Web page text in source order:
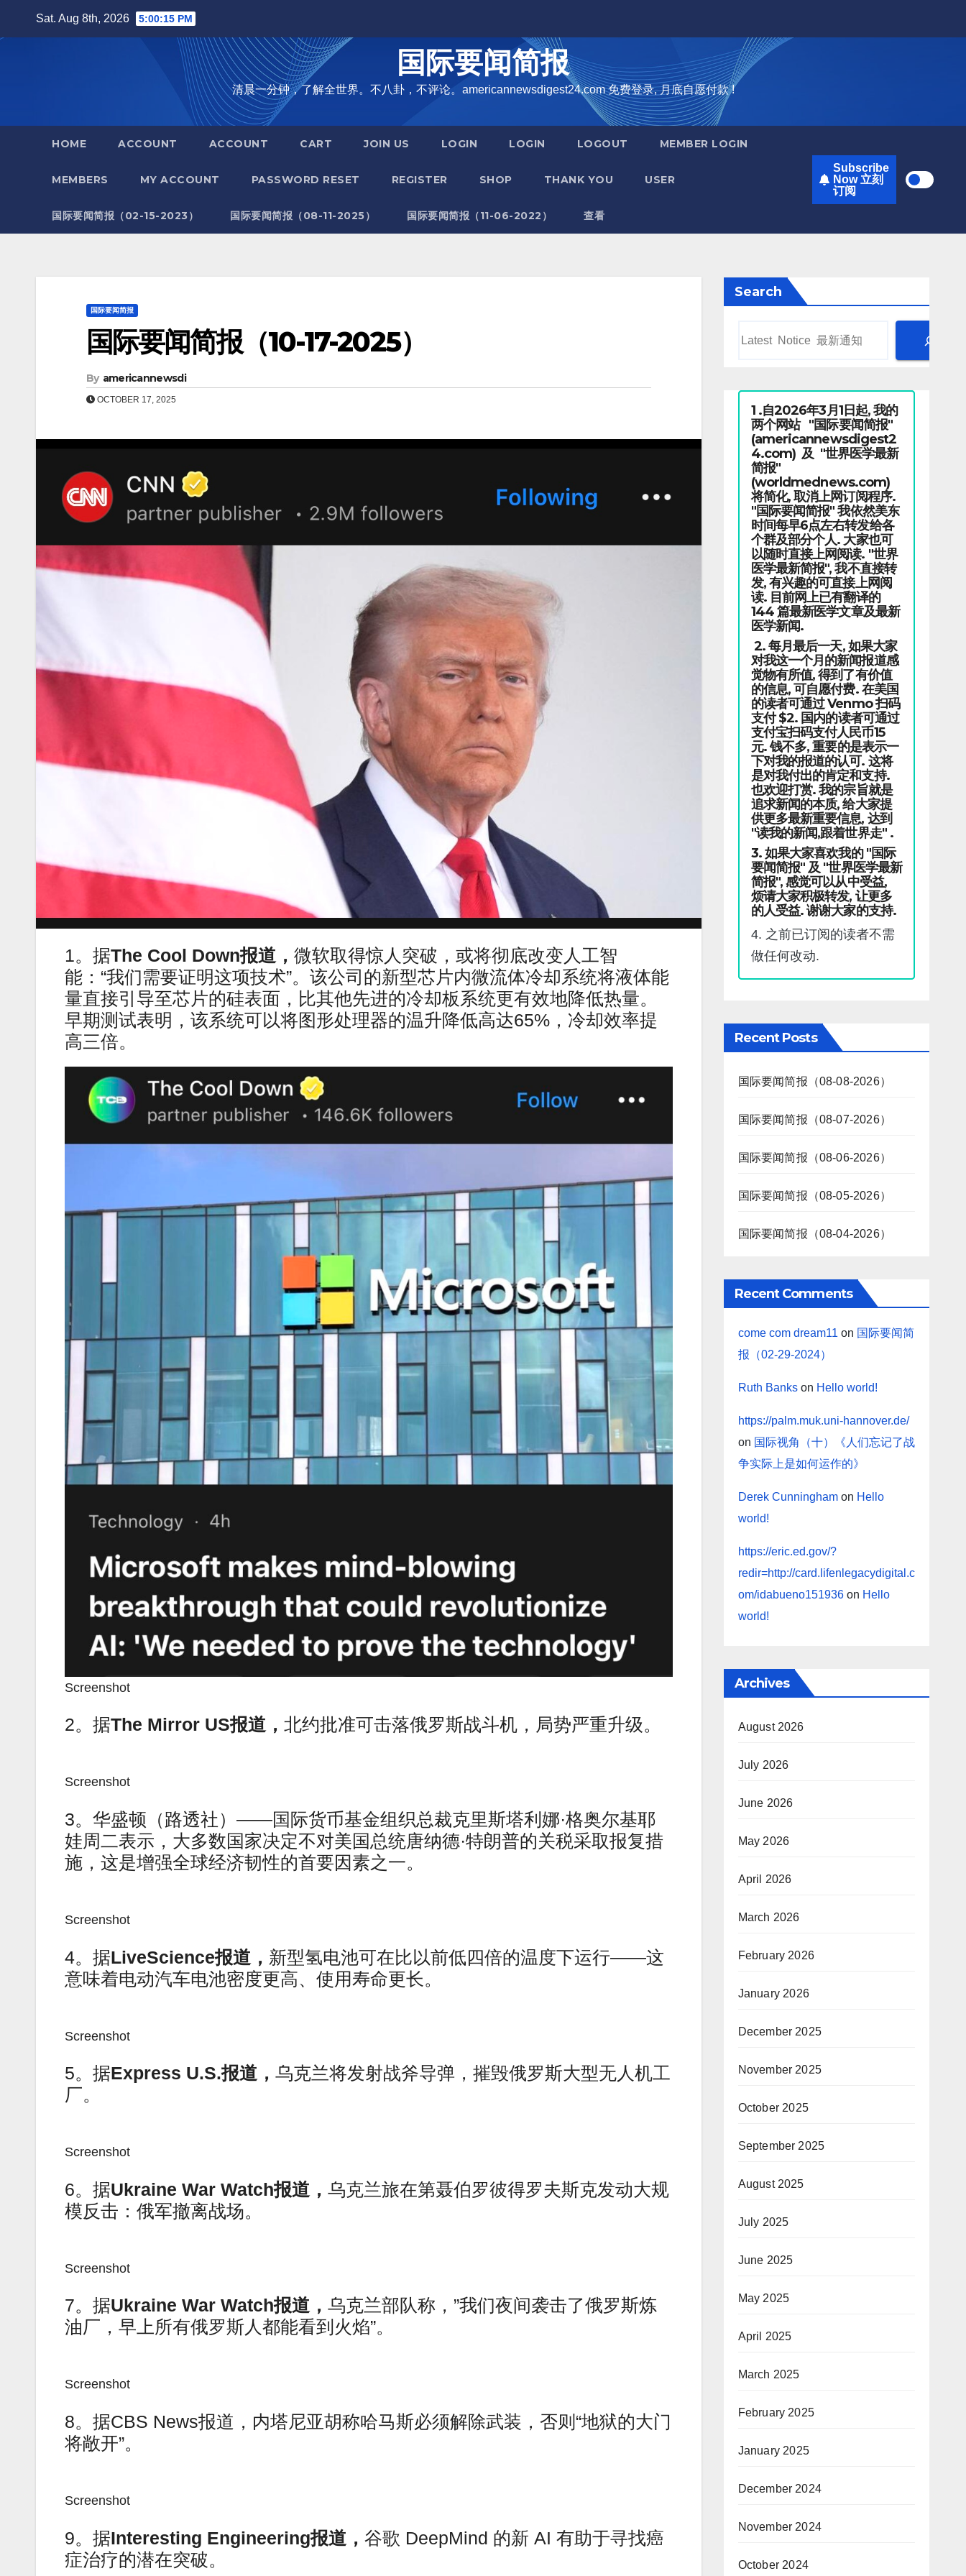
Sat. Aug 8th, 2026 5:00:16 PM
国际要闻简报
清晨一分钟，了解全世界。不八卦，不评论。americannewsdigest24.com 免费登录, 月底自愿付款 !
HOME ACCOUNT ACCOUNT CART JOIN US LOGIN LOGIN LOGOUT MEMBER LOGIN
MEMBERS MY ACCOUNT PASSWORD RESET REGISTER SHOP THANK YOU USER
国际要闻简报（02-15-2023） 国际要闻简报（08-11-2025） 国际要闻简报（11-06-2022） 查看
Subscribe
Now 立刻
订阅
国际要闻简报
国际要闻简报（10-17-2025）
By americannewsdi
OCTOBER 17, 2025
1。据The Cool Down报道， 微软取得惊人突破，或将彻底改变人工智
能：“我们需要证明这项技术”。该公司的新型芯片内微流体冷却系统将液体能
量直接引导至芯片的硅表面，比其他先进的冷却板系统更有效地降低热量。
早期测试表明，该系统可以将图形处理器的温升降低高达65%，冷却效率提
高三倍。
Screenshot
2。据The Mirror US报道， 北约批准可击落俄罗斯战斗机，局势严重升级。
Screenshot
3。华盛顿（路透社）——国际货币基金组织总裁克里斯塔利娜·格奥尔基耶
娃周二表示，大多数国家决定不对美国总统唐纳德·特朗普的关税采取报复措
施，这是增强全球经济韧性的首要因素之一。
Screenshot
4。据LiveScience报道， 新型氢电池可在比以前低四倍的温度下运行——这
意味着电动汽车电池密度更高、使用寿命更长。
Screenshot
5。据Express U.S.报道， 乌克兰将发射战斧导弹，摧毁俄罗斯大型无人机工
厂。
Screenshot
6。据Ukraine War Watch报道， 乌克兰旅在第聂伯罗彼得罗夫斯克发动大规
模反击：俄军撤离战场。
Screenshot
7。据Ukraine War Watch报道， 乌克兰部队称，”我们夜间袭击了俄罗斯炼
油厂，早上所有俄罗斯人都能看到火焰”。
Screenshot
8。据CBS News报道，内塔尼亚胡称哈马斯必须解除武装，否则“地狱的大门
将敞开”。
Screenshot
9。据Interesting Engineering报道， 谷歌 DeepMind 的新 AI 有助于寻找癌
症治疗的潜在突破。
Search
1 .自2026年3月1日起, 我的
两个网站 "国际要闻简报"
(americannewsdigest2
4.com) 及 "世界医学最新
简报"
(worldmednews.com)
将简化, 取消上网订阅程序.
"国际要闻简报" 我依然美东
时间每早6点左右转发给各
个群及部分个人. 大家也可
以随时直接上网阅读. "世界
医学最新简报", 我不直接转
发, 有兴趣的可直接上网阅
读. 目前网上已有翻译的
144 篇最新医学文章及最新
医学新闻.
2. 每月最后一天, 如果大家
对我这一个月的新闻报道感
觉物有所值, 得到了有价值
的信息, 可自愿付费. 在美国
的读者可通过 Venmo 扫码
支付 $2. 国内的读者可通过
支付宝扫码支付人民币15
元. 钱不多, 重要的是表示一
下对我的报道的认可. 这将
是对我付出的肯定和支持.
也欢迎打赏. 我的宗旨就是
追求新闻的本质, 给大家提
供更多最新重要信息, 达到
"读我的新闻,跟着世界走" .
3. 如果大家喜欢我的 "国际
要闻简报" 及 "世界医学最新
简报", 感觉可以从中受益,
烦请大家积极转发, 让更多
的人受益. 谢谢大家的支持.
4. 之前已订阅的读者不需
做任何改动.
Recent Posts
国际要闻简报（08-08-2026）
国际要闻简报（08-07-2026）
国际要闻简报（08-06-2026）
国际要闻简报（08-05-2026）
国际要闻简报（08-04-2026）
Recent Comments
come com dream11 on 国际要闻简
报（02-29-2024）
Ruth Bankson Hello world!
https://palm.muk.uni-hannover.de/
on 国际视角（十）《人们忘记了战
争实际上是如何运作的》
Derek Cunninghamon Hello
world!
https://eric.ed.gov/?
redir=http://card.lifenlegacydigital.c
om/idabueno151936on Hello
world!
Archives
August 2026
July 2026
June 2026
May 2026
April 2026
March 2026
February 2026
January 2026
December 2025
November 2025
October 2025
September 2025
August 2025
July 2025
June 2025
May 2025
April 2025
March 2025
February 2025
January 2025
December 2024
November 2024
October 2024